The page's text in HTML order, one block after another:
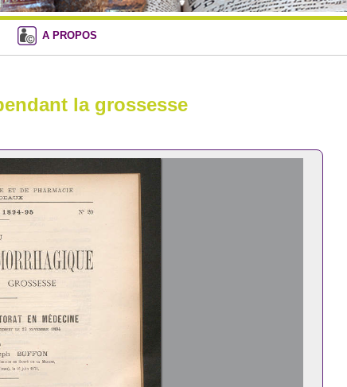
A PROPOS
la grossesse